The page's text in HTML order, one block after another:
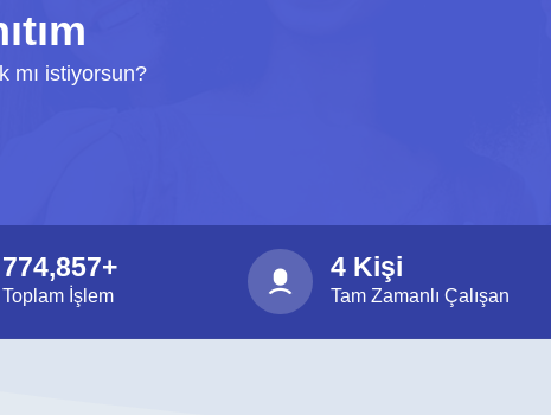
mı istiyorsun?
774,857+
Toplam İşlem
4 Kişi
Tam Zamanlı Çalışan